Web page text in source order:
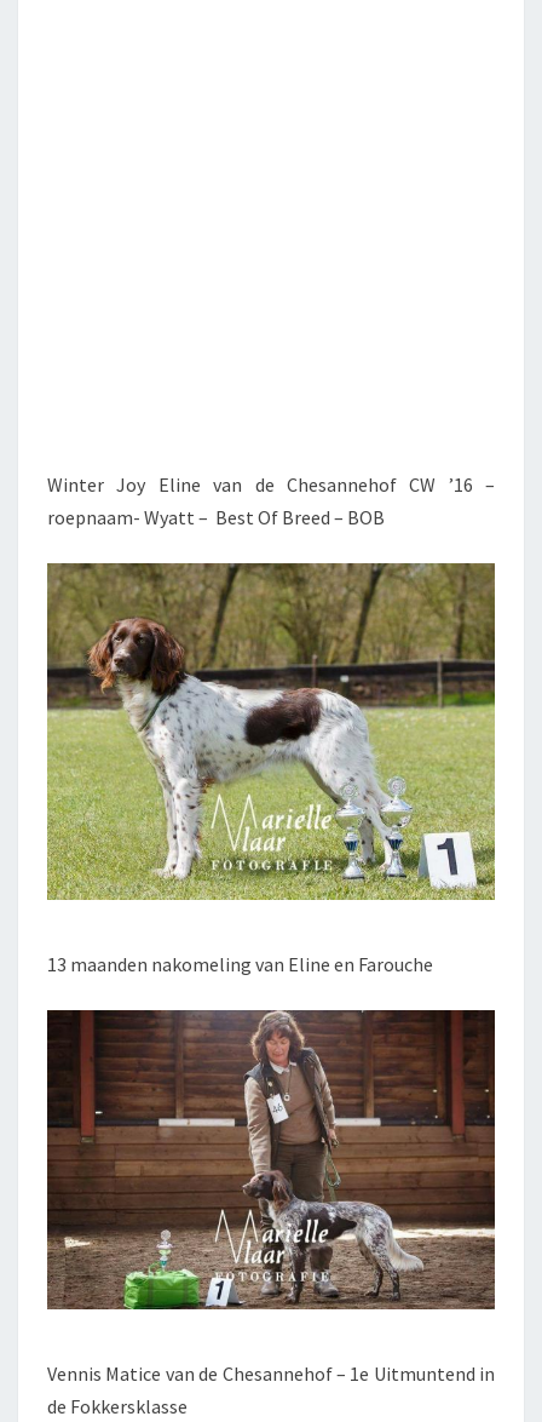
Winter Joy Eline van de Chesannehof CW ’16 –
roepnaam- Wyatt – Best Of Breed – BOB
13 maanden nakomeling van Eline en Farouche
Vennis Matice van de Chesannehof – 1e Uitmuntend in
de Fokkersklasse